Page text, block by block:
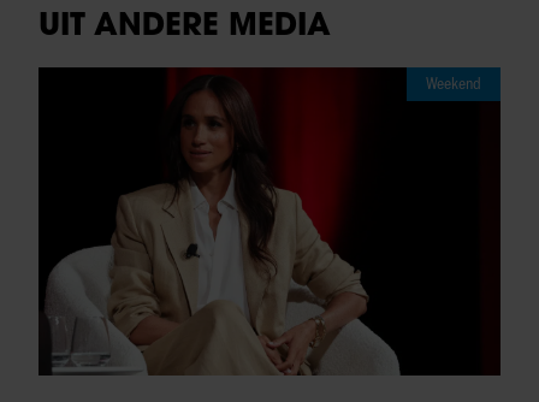
UIT ANDERE MEDIA
Weekend